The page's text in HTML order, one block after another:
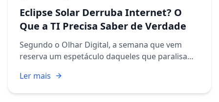
Eclipse Solar Derruba Internet? O
Que a TI Precisa Saber de Verdade
Segundo o Olhar Digital, a semana que vem
reserva um espetáculo daqueles que paralisam
parar no meio da rua, câmeras vão apontar
para o céu e, por alguns m...
Ler mais